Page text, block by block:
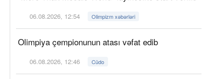
06.08.2026, 12:54 Olimpizm xəbərləri
Olimpiya çempionunun atası vəfat edib
06.08.2026, 12:46 Cüdo